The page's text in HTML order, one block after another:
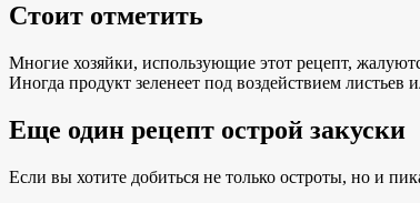
Стоит отметить
Многие хозяйки, использующие этот рецепт,
Иногда продукт зеленеет под воздействием листьев
Еще один рецепт острой закуски
Если вы хотите добиться не только остроты, но и